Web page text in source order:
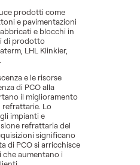
prodotti come
e pavimentazioni
e blocchi in
di prodotto
LHL Klinkier,
e le risorse
di PCO alla
il miglioramento
refrattarie. Lo
impianti e
refrattaria del
significano
di PCO si arricchisce
aumentano i